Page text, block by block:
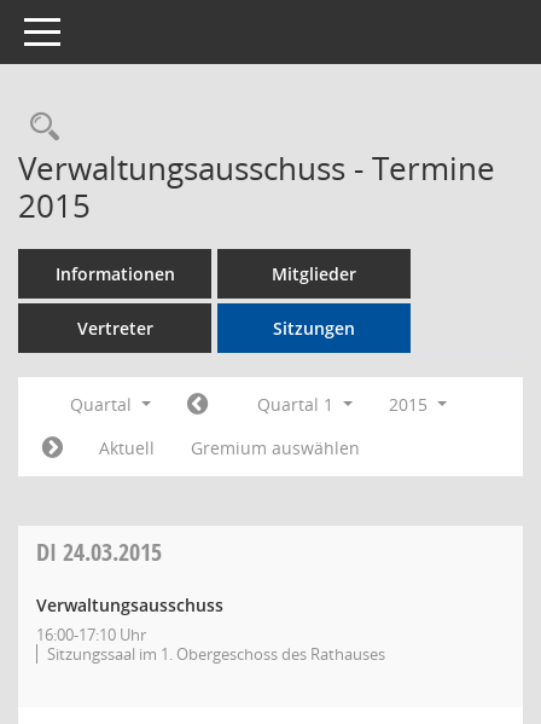
Toggle navigation
Rechercheauswahl
Verwaltungsausschuss - Termine
2015
Informationen Mitglieder
Vertreter Sitzungen
Quartal Quartal 1
2015
Aktuell
Gremium auswählen
DI 24.03.2015
Verwaltungsausschuss
16:00-17:10 Uhr
Sitzungssaal im 1. Obergeschoss des Rathauses